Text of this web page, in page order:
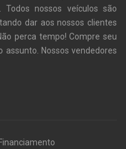
nossos veículos são
dar aos nossos clientes
perca tempo! Compre seu
Nossos vendedores